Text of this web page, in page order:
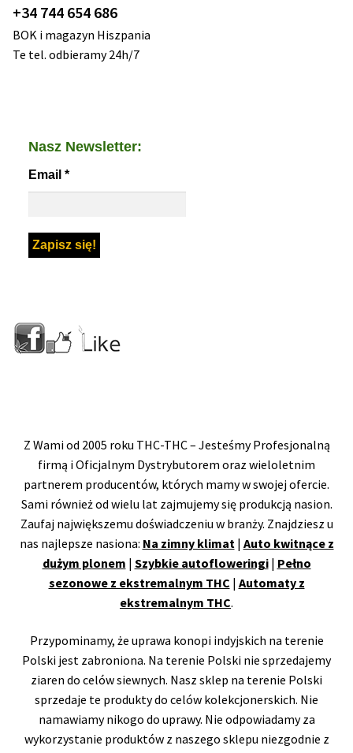
+34 744 654 686
BOK i magazyn Hiszpania
Te tel. odbieramy 24h/7
Nasz Newsletter:
Email *
Z Wami od 2005 roku THC-THC – Jesteśmy Profesjonalną
firmą i Oficjalnym Dystrybutorem oraz wieloletnim
partnerem producentów, których mamy w swojej ofercie.
Sami również od wielu lat zajmujemy się produkcją nasion.
Zaufaj największemu doświadczeniu w branży. Znajdziesz u
nas najlepsze nasiona: Na zimny klimat | Auto kwitnące z
dużym plonem | Szybkie autofloweringi| Pełno
sezonowe z ekstremalnym THC | Automaty z
ekstremalnym THC.
Przypominamy, że uprawa konopi indyjskich na terenie
Polski jest zabroniona. Na terenie Polski nie sprzedajemy
ziaren do celów siewnych. Nasz sklep na terenie Polski
sprzedaje te produkty do celów kolekcjonerskich. Nie
namawiamy nikogo do uprawy. Nie odpowiadamy za
wykorzystanie produktów z naszego sklepu niezgodnie z